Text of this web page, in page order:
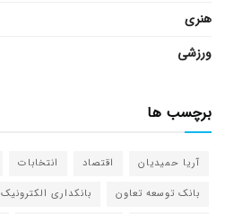
هنری
ورزشی
برچسب ها
آریا حمیدیان اقتصاد انتخابات
بانک توسعه تعاون
بانکداری الکترونیک